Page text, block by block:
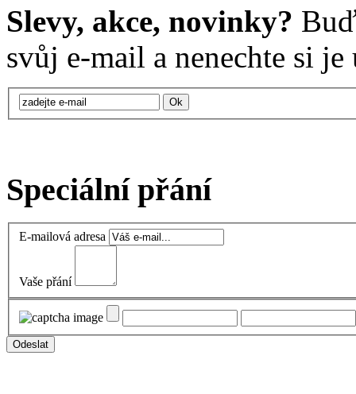
Slevy, akce, novinky?
svůj e-mail a nenechte si
Speciální přání
E-mailová adresa
Vaše přání